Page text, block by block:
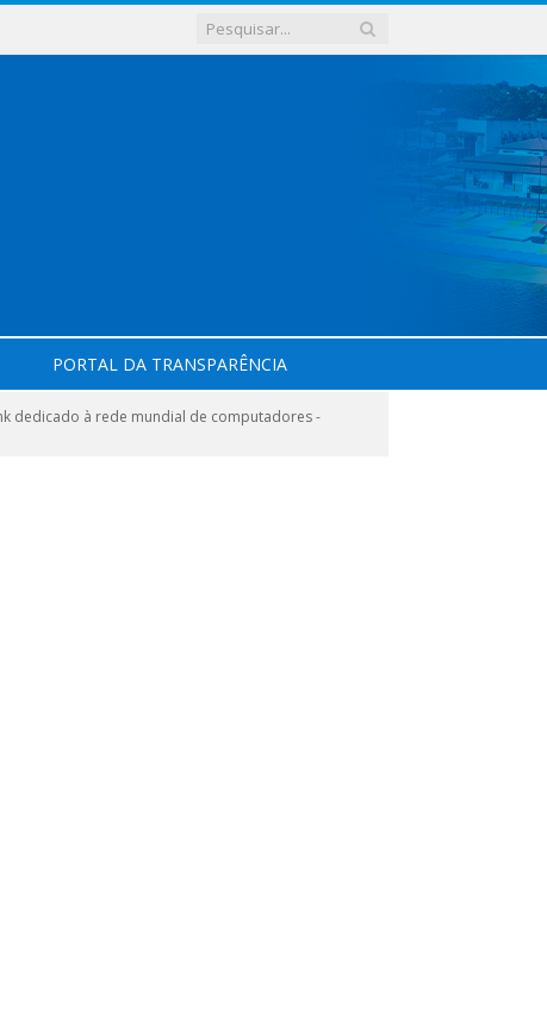
PORTAL DA TRANSPARÊNCIA
dedicado à rede mundial de computadores -